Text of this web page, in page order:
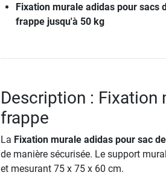
Fixation murale adidas pour sacs
frappe jusqu'à 50 kg
Description : Fixation
frappe
La Fixation murale adidas pour sac
de manière sécurisée. Le support
et mesurant 75 x 75 x 60 cm.